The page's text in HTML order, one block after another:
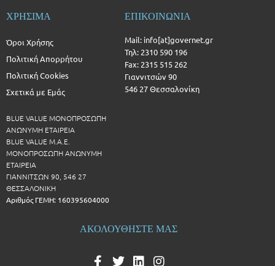
ΧΡΗΣΙΜΑ
Όροι Χρήσης
Πολιτική Απορρήτου
Πολιτική Cookies
Σχετικά με Εμάς
BLUE VALUE ΜΟΝΟΠΡΟΣΩΠΗ
ΑΝΩΝΥΜΗ ΕΤΑΙΡΕΙΑ
BLUE VALUE Μ.Α.Ε.
ΜΟΝΟΠΡΟΣΩΠΗ ΑΝΩΝΥΜΗ
ΕΤΑΙΡΕΙΑ
ΓΙΑΝΝΙΤΣΩΝ 90, 546 27
ΘΕΣΣΑΛΟΝΙΚΗ
Αριθμός ΓΕΜΗ: 160395604000
ΕΠΙΚΟΙΝΩΝΙΑ
Mail: info[at]governet.gr
Τηλ: 2310 590 196
Fax: 2315 515 262
Γιαννιτσών 90
546 27 Θεσσαλονίκη
ΑΚΟΛΟΥΘΗΣΤΕ ΜΑΣ